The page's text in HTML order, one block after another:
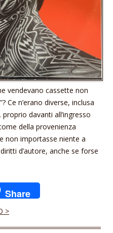
vendevano cassette non
Ce n’erano diverse, inclusa
davanti all’ingresso
della provenienza
non importasse niente a
d’autore, anche se forse
Share
>